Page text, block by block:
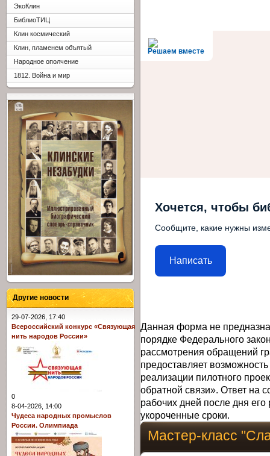
Решаем вместе
Хочется, чтобы
Сообщите, какие нужны
Написать
Данная форма не
порядке Федерального
рассмотрения обращений
предоставляет
реализации пилотного
обратной связи». Ответ на
рабочих дней после дня
укороченные сроки.
Мастер-класс
ЭкоКлин
БиблиоТИЦ
Клин космический
Клин, пламенем объятый
Народное ополчение
1812. Война и мир
Другие новости
29-07-2026, 17:40
Всероссийский конкурс «Связующая
нить народов России»
0
8-04-2026, 14:00
Чудеса народных промыслов
России. Олимпиада